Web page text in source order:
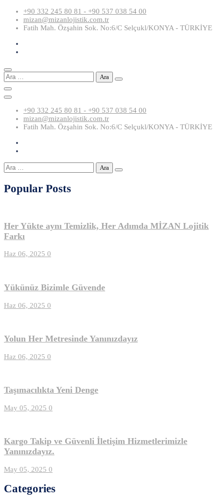
Skip
content
+90 332 245 80 81 - +90 537 038 54 00
mizan@mizanlojistik.com.tr
Fatih Mah. Özşahin Sok. No:6/C Selçukl/KONYA - TÜRKİYE
Arama:
+90 332 245 80 81 - +90 537 038 54 00
mizan@mizanlojistik.com.tr
Fatih Mah. Özşahin Sok. No:6/C Selçukl/KONYA - TÜRKİYE
Arama:
Popular Posts
Her Yükte aynı Temizlik, Her Adımda MİZAN Lojitik
Farkı
Haz 06, 2025 0
Yükünüz Bizimle Güvende
Haz 06, 2025 0
Yolun Her Metresinde Yanınızdayız
Haz 06, 2025 0
Taşımacılıkta Yeni Denge
May 05, 2025 0
Kargo Takip ve Güvenli İletişim Hizmetlerimizle
Yanınızdayız.
May 05, 2025 0
Categories